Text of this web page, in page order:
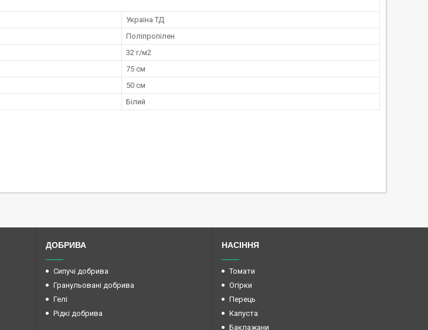
Україна ТД
Поліпропілен
32 г/м2
75 см
50 см
Білий
ДОБРИВА
Сипучі добрива
Гранульовані добрива
Гелі
Рідкі добрива
НАСІННЯ
Томати
Огірки
Перець
Капуста
Баклажани